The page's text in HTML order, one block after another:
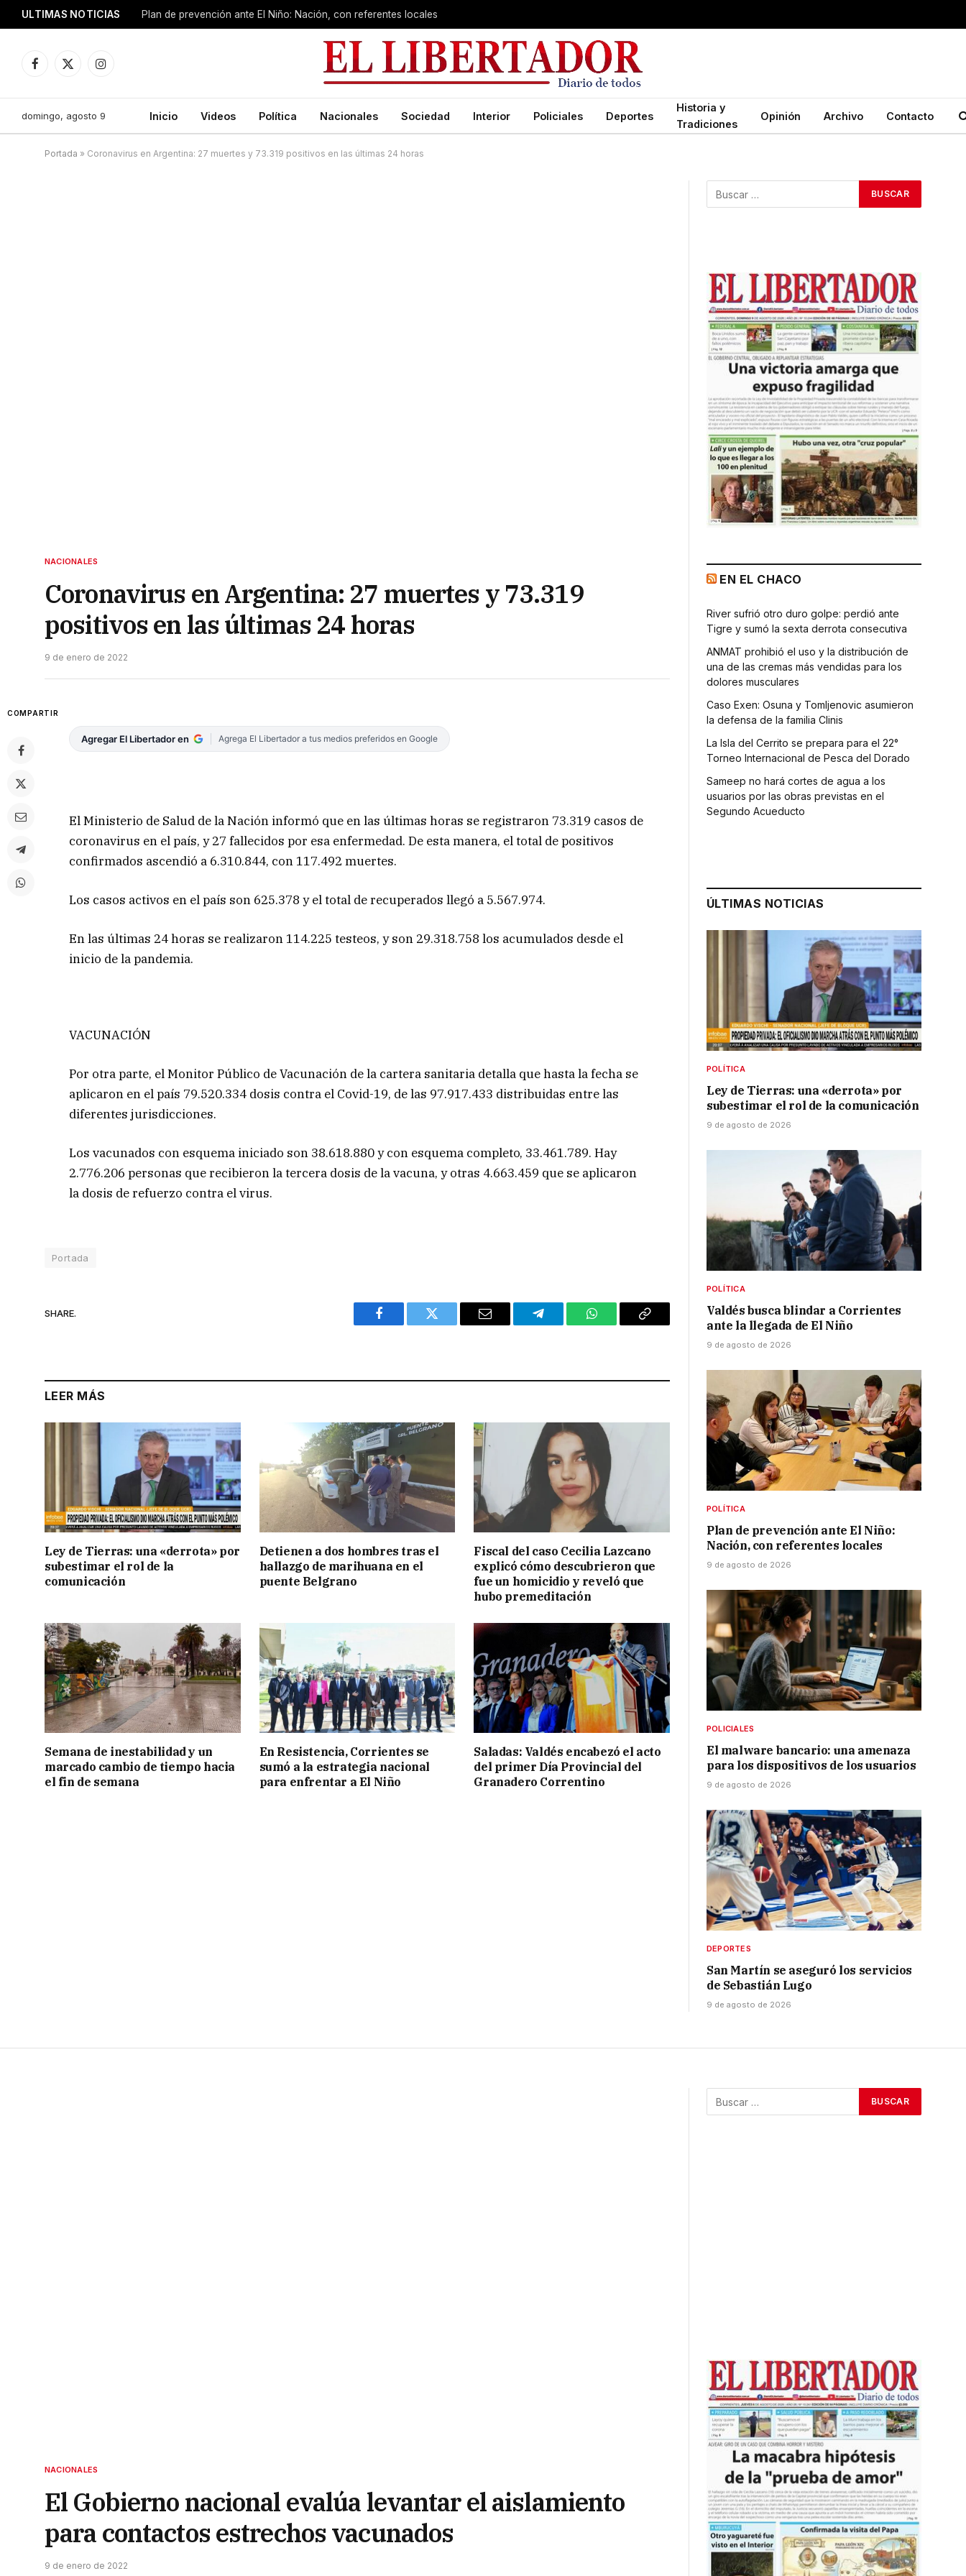
ULTIMAS NOTICIAS Plan de prevención ante El Niño: Nación, con referentes locales
Facebook
X
Instagram
domingo, agosto 9 Inicio Videos Política Nacionales Sociedad Interior Policiales Deportes
Historia y
Tradiciones
Opinión Archivo Contacto
Portada » Coronavirus en Argentina: 27 muertes y 73.319 positivos en las últimas 24 horas
NACIONALES
Coronavirus en Argentina: 27 muertes y 73.319
positivos en las últimas 24 horas
9 de enero de 2022
COMPARTIR
Agregar El Libertador en Agrega El Libertador a tus medios preferidos en Google
El Ministerio de Salud de la Nación informó que en las últimas horas se registraron 73.319 casos de
coronavirus en el país, y 27 fallecidos por esa enfermedad. De esta manera, el total de positivos
confirmados ascendió a 6.310.844, con 117.492 muertes.
Los casos activos en el país son 625.378 y el total de recuperados llegó a 5.567.974.
En las últimas 24 horas se realizaron 114.225 testeos, y son 29.318.758 los acumulados desde el
inicio de la pandemia.
VACUNACIÓN
Por otra parte, el Monitor Público de Vacunación de la cartera sanitaria detalla que hasta la fecha se
aplicaron en el país 79.520.334 dosis contra el Covid-19, de las 97.917.433 distribuidas entre las
diferentes jurisdicciones.
Los vacunados con esquema iniciado son 38.618.880 y con esquema completo, 33.461.789. Hay
2.776.206 personas que recibieron la tercera dosis de la vacuna, y otras 4.663.459 que se aplicaron
la dosis de refuerzo contra el virus.
Portada
SHARE.
Facebook Twitter Email Telegram WhatsAppCopy
LEER MÁS
Ley de Tierras: una «derrota» por
subestimar el rol de la
comunicación
Detienen a dos hombres tras el
hallazgo de marihuana en el
puente Belgrano
Fiscal del caso Cecilia Lazcano
explicó cómo descubrieron que
fue un homicidio y reveló que
hubo premeditación
Semana de inestabilidad y un
marcado cambio de tiempo hacia
el fin de semana
En Resistencia, Corrientes se
sumó a la estrategia nacional
para enfrentar a El Niño
Saladas: Valdés encabezó el acto
del primer Día Provincial del
Granadero Correntino
EN EL CHACO
River sufrió otro duro golpe: perdió ante
Tigre y sumó la sexta derrota consecutiva
ANMAT prohibió el uso y la distribución de
una de las cremas más vendidas para los
dolores musculares
Caso Exen: Osuna y Tomljenovic asumieron
la defensa de la familia Clinis
La Isla del Cerrito se prepara para el 22°
Torneo Internacional de Pesca del Dorado
Sameep no hará cortes de agua a los
usuarios por las obras previstas en el
Segundo Acueducto
ÚLTIMAS NOTICIAS
POLÍTICA
Ley de Tierras: una «derrota» por
subestimar el rol de la comunicación
9 de agosto de 2026
POLÍTICA
Valdés busca blindar a Corrientes
ante la llegada de El Niño
9 de agosto de 2026
POLÍTICA
Plan de prevención ante El Niño:
Nación, con referentes locales
9 de agosto de 2026
POLICIALES
El malware bancario: una amenaza
para los dispositivos de los usuarios
9 de agosto de 2026
DEPORTES
San Martín se aseguró los servicios
de Sebastián Lugo
9 de agosto de 2026
NACIONALES
El Gobierno nacional evalúa levantar el aislamiento
para contactos estrechos vacunados
9 de enero de 2022